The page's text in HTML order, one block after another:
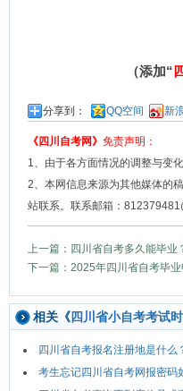
（添加“
分享到： QQ空间 新
《四川自考网》 免责声明：
1、由于各方面情况的调整与变
2、本网信息来源为其他媒体的
站联系。联系邮箱：
上一篇：四川省自考多久能毕业
下一篇：2025年四川省自考毕
相关《四川省小自考考试
四川省自考报名注册地是什么
考生忘记四川省自考网报密码